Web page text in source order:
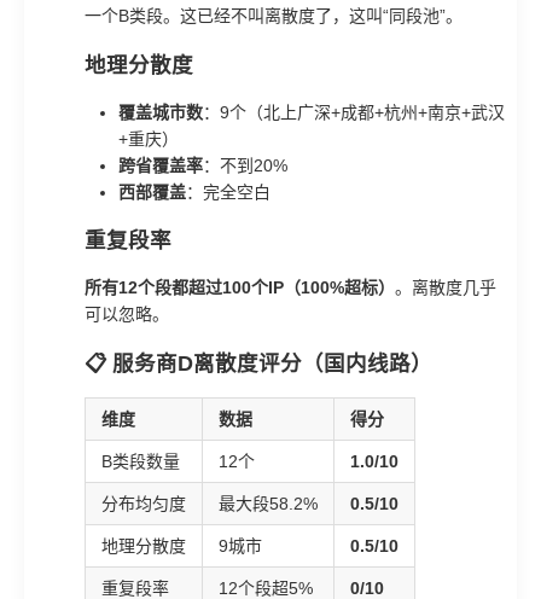
一个B类段。这已经不叫离散度了，这叫“同段池”。
地理分散度
覆盖城市数：9个（北上广深+成都+杭州+南京+武汉
+重庆）
跨省覆盖率：不到20%
西部覆盖：完全空白
重复段率
所有12个段都超过100个IP（100%超标） 。离散度几乎
可以忽略。
📋 服务商D离散度评分（国内线路）
维度 数据 得分
B类段数量 12个 1.0/10
分布均匀度 最大段58.2% 0.5/10
地理分散度 9城市 0.5/10
重复段率 12个段超5% 0/10